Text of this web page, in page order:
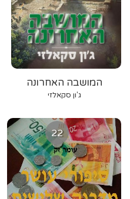
המושבה האחרונה
ג'ון סקאלזי
22